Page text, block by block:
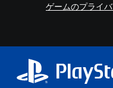
ゲームのプライ